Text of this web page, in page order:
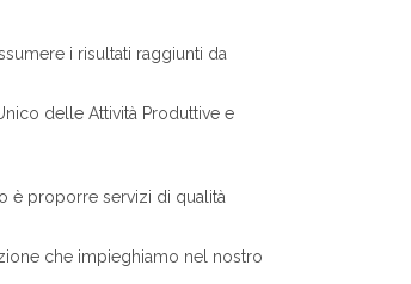
i risultati raggiunti da
delle Attività Produttive e
è proporre servizi di qualità
che impieghiamo nel nostro